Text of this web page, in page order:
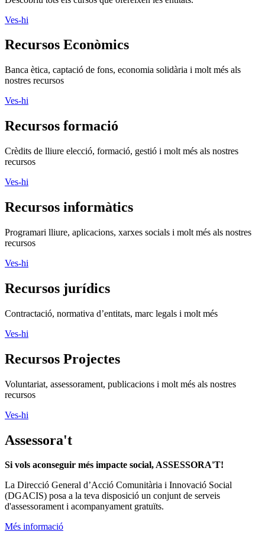
Ves-hi
Recursos Econòmics
Banca ètica, captació de fons, economia solidària i molt més als
nostres recursos
Ves-hi
Recursos formació
Crèdits de lliure elecció, formació, gestió i molt més als nostres
recursos
Ves-hi
Recursos informàtics
Programari lliure, aplicacions, xarxes socials i molt més als nostres
recursos
Ves-hi
Recursos jurídics
Contractació, normativa d’entitats, marc legals i molt més
Ves-hi
Recursos Projectes
Voluntariat, assessorament, publicacions i molt més als nostres
recursos
Ves-hi
Assessora't
Si vols aconseguir més impacte social, ASSESSORA'T!
La Direcció General d’Acció Comunitària i Innovació Social
(DGACIS) posa a la teva disposició un conjunt de serveis
d'assessorament i acompanyament gratuïts.
Més informació